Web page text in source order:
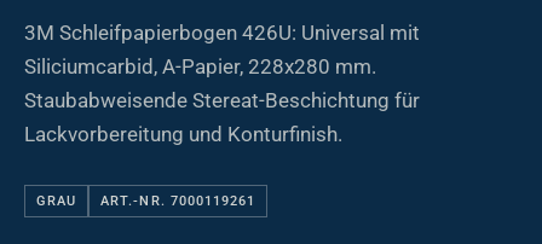
3M Schleifpapierbogen 426U: Universal mit
Siliciumcarbid, A-Papier, 228x280 mm.
Staubabweisende Stereat-Beschichtung für
Lackvorbereitung und Konturfinish.
GRAU ART.-NR. 7000119261